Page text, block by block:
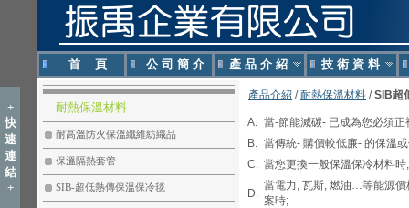
首 頁 公 司 簡 介 產 品 介 紹 技 術 資 料
耐熱保溫材料
耐高溫防火保溫纖維紡織品
保溫隔熱套管
SIB-超低熱傳保溫保冷毯
產品介紹 /耐熱保溫材料 /SIB超
A. 當-節能減碳- 已成為您必須
B. 當傳統- 購價較低廉- 的保溫
C. 當您更換一般保溫保冷材料
D.
當電力, 瓦斯, 燃油…等能源價
案時;
+
快
速
連
結
+